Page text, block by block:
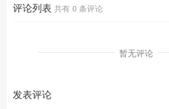
评论列表 共有 0 条评论
暂无评论
发表评论